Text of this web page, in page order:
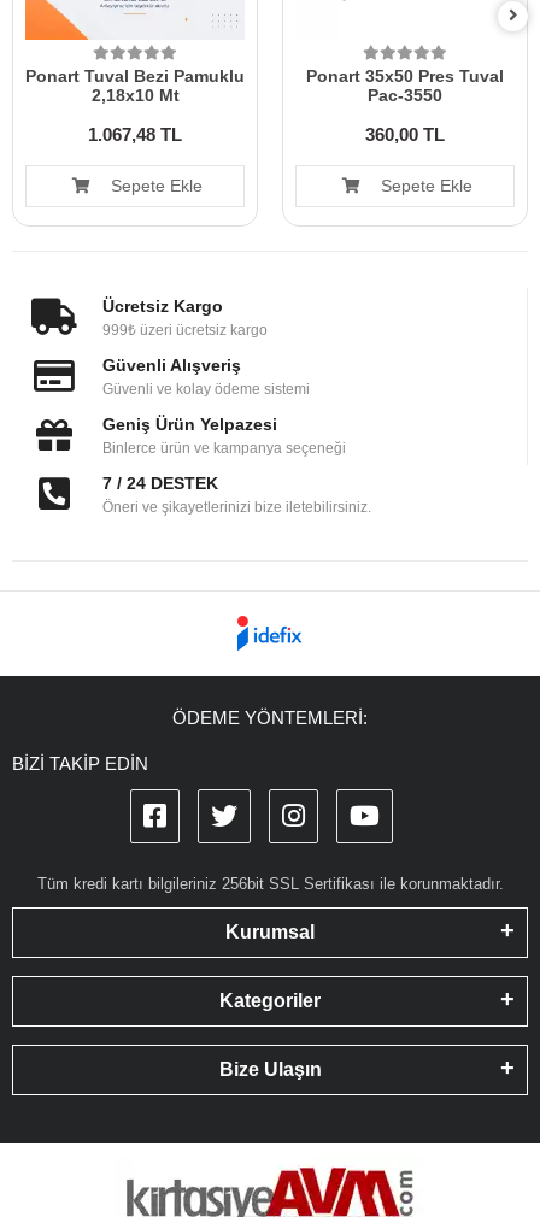
Ponart Tuval Bezi Pamuklu
2,18x10 Mt
1.067,48 TL
Sepete Ekle
Ponart 35x50 Pres Tuval
Pac-3550
360,00 TL
Sepete Ekle
Ücretsiz Kargo
999₺ üzeri ücretsiz kargo
Güvenli Alışveriş
Güvenli ve kolay ödeme sistemi
Geniş Ürün Yelpazesi
Binlerce ürün ve kampanya seçeneği
7 / 24 DESTEK
Öneri ve şikayetlerinizi bize iletebilirsiniz.
ÖDEME YÖNTEMLERİ:
BİZİ TAKİP EDİN
Tüm kredi kartı bilgileriniz 256bit SSL Sertifikası ile korunmaktadır.
Kurumsal
Kategoriler
Bize Ulaşın